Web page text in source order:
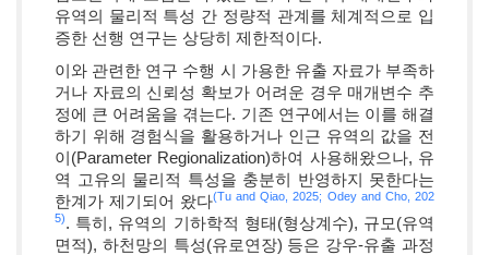
유역의 물리적 특성 간 정량적 관계를 체계적으로 입
증한 선행 연구는 상당히 제한적이다.
이와 관련한 연구 수행 시 가용한 유출 자료가 부족하
거나 자료의 신뢰성 확보가 어려운 경우 매개변수 추
정에 큰 어려움을 겪는다. 기존 연구에서는 이를 해결
하기 위해 경험식을 활용하거나 인근 유역의 값을 전
이(Parameter Regionalization)하여 사용해왔으나, 유
역 고유의 물리적 특성을 충분히 반영하지 못한다는
한계가 제기되어 왔다(Tu and Qiao, 2025; Odey and Cho, 202
5). 특히, 유역의 기하학적 형태(형상계수), 규모(유역
면적), 하천망의 특성(유로연장) 등은 강우-유출 과정